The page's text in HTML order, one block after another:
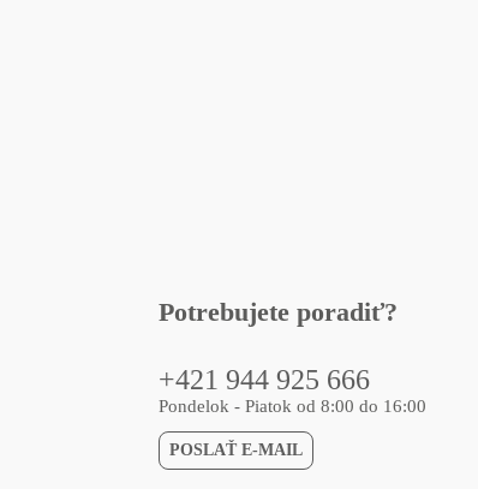
Potrebujete poradiť?
+421 944 925 666
Pondelok - Piatok od 8:00 do 16:00
POSLAŤ E-MAIL